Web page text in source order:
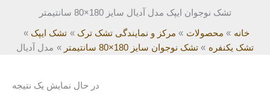
تشک نوجوان ایپک مدل آدیال سایز 180×80 سانتیمتر
خانه محصولات مرکز و نمایندگی تشک ترک
تشک ایپک
تشک یکنفره
تشک نوجوان سایز 180×80 سانتیمتر مدل آدیال
در حال نمایش یک نتیجه